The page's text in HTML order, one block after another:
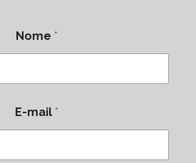
Nome *
E-mail *